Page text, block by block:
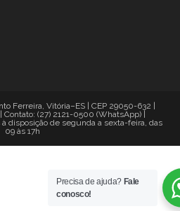
Ferreira, Vitória–ES | CEP 29050-632 |
Contato: (27) 2121-0500 (WhatsApp) |
disposição de segunda a sexta-feira, das
09 às 17h
Precisa de ajuda? Fale
conosco!